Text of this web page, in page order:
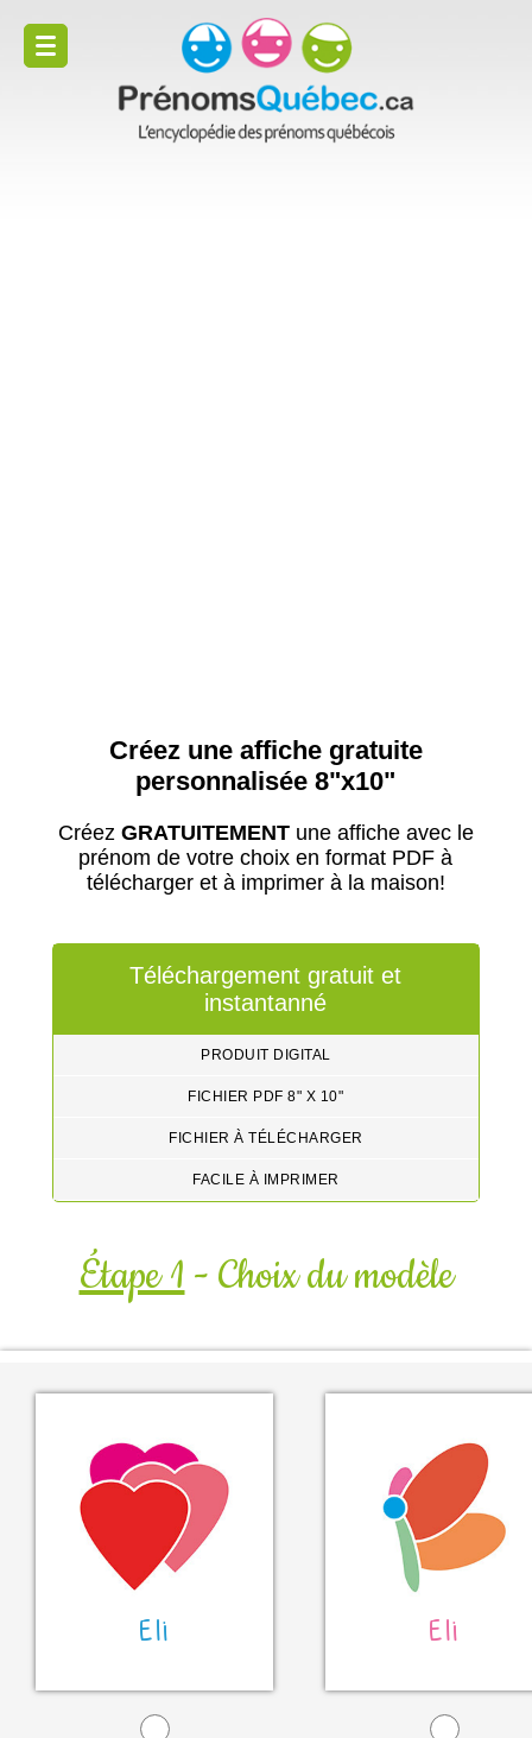
Créez une affiche gratuite
personnalisée 8"x10"
Créez GRATUITEMENTune affiche avec le
prénom de votre choix en format PDF à
télécharger et à imprimer à la maison!
Téléchargement gratuit et
instantanné
PRODUIT DIGITAL
FICHIER PDF 8" X 10"
FICHIER À TÉLÉCHARGER
FACILE À IMPRIMER
Étape 1- Choix du modèle
Eli Eli